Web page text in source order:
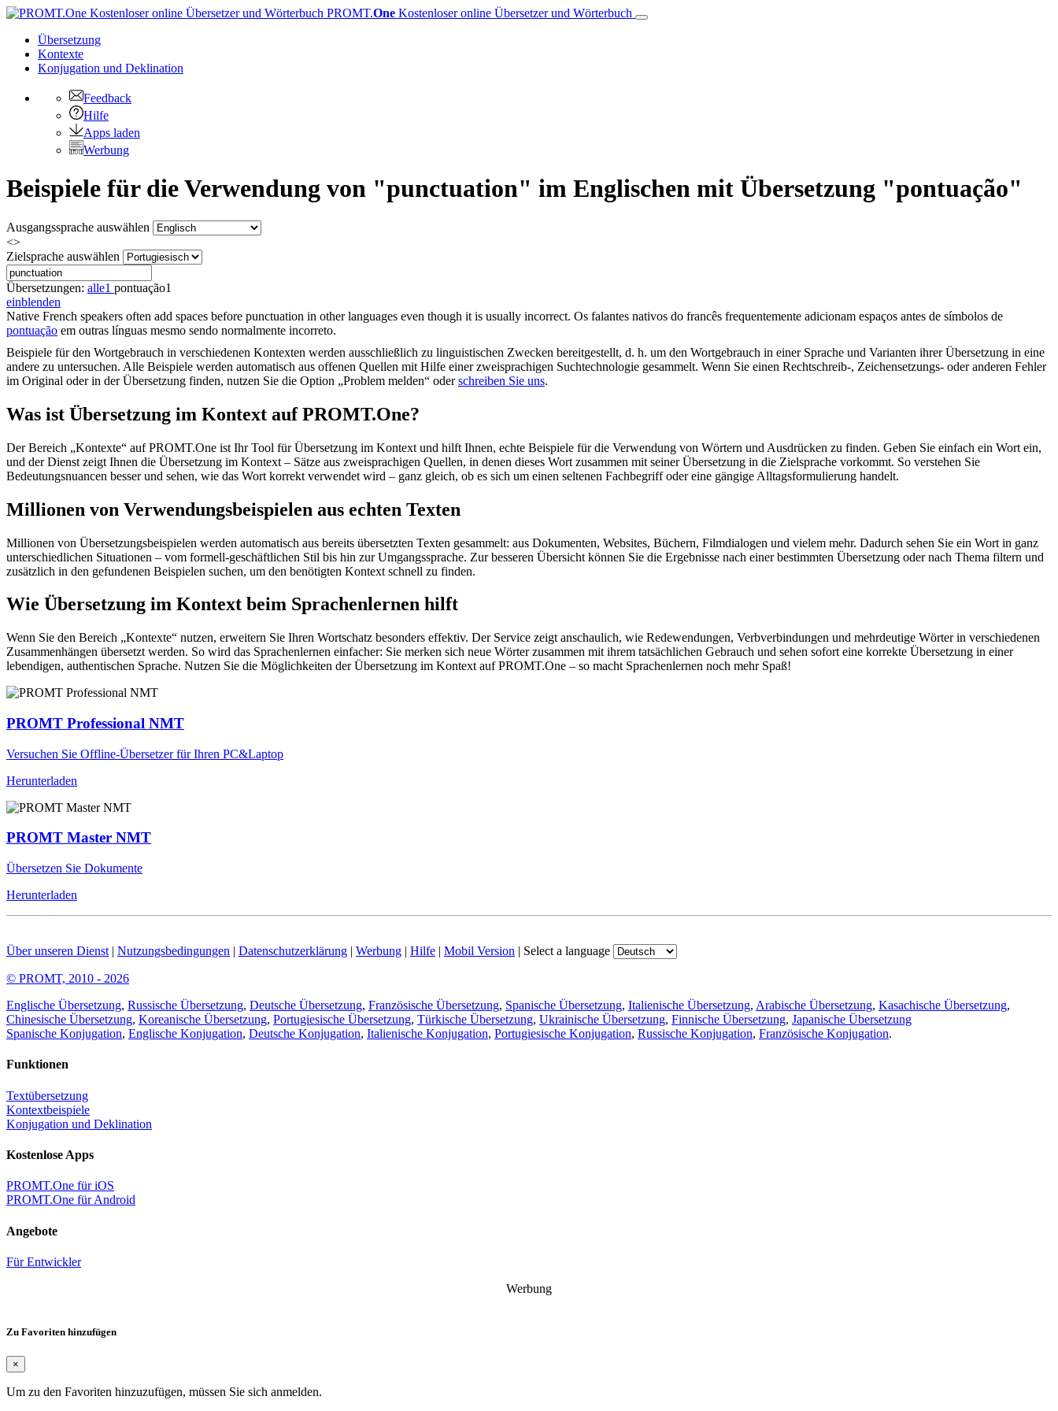
PROMT.One Kostenloser online Übersetzer und Wörterbuch
Übersetzung
Kontexte
Konjugation und Deklination
Feedback
Hilfe
Apps laden
Werbung
Beispiele für die Verwendung von "punctuation" im Englischen mit Übersetzung "pontuação"
Ausgangssprache auswählen
<>
Zielsprache auswählen
Übersetzungen: alle1 pontuação1
einblenden
Native French speakers often add spaces before punctuation in other languages even though it is usually incorrect. Os falantes nativos do francês frequentemente adicionam espaços antes de símbolos de
pontuação em outras línguas mesmo sendo normalmente incorreto.
Beispiele für den Wortgebrauch in verschiedenen Kontexten werden ausschließlich zu linguistischen Zwecken bereitgestellt, d. h. um den Wortgebrauch in einer Sprache und Varianten ihrer Übersetzung in eine
andere zu untersuchen. Alle Beispiele werden automatisch aus offenen Quellen mit Hilfe einer zweisprachigen Suchtechnologie gesammelt. Wenn Sie einen Rechtschreib-, Zeichensetzungs- oder anderen Fehler
im Original oder in der Übersetzung finden, nutzen Sie die Option „Problem melden“ oderschreiben Sie uns.
Was ist Übersetzung im Kontext auf PROMT.One?
Der Bereich „Kontexte“ auf PROMT.One ist Ihr Tool für Übersetzung im Kontext und hilft Ihnen, echte Beispiele für die Verwendung von Wörtern und Ausdrücken zu finden. Geben Sie einfach ein Wort ein,
und der Dienst zeigt Ihnen die Übersetzung im Kontext – Sätze aus zweisprachigen Quellen, in denen dieses Wort zusammen mit seiner Übersetzung in die Zielsprache vorkommt. So verstehen Sie
Bedeutungsnuancen besser und sehen, wie das Wort korrekt verwendet wird – ganz gleich, ob es sich um einen seltenen Fachbegriff oder eine gängige Alltagsformulierung handelt.
Millionen von Verwendungsbeispielen aus echten Texten
Millionen von Übersetzungsbeispielen werden automatisch aus bereits übersetzten Texten gesammelt: aus Dokumenten, Websites, Büchern, Filmdialogen und vielem mehr. Dadurch sehen Sie ein Wort in ganz
unterschiedlichen Situationen – vom formell-geschäftlichen Stil bis hin zur Umgangssprache. Zur besseren Übersicht können Sie die Ergebnisse nach einer bestimmten Übersetzung oder nach Thema filtern und
zusätzlich in den gefundenen Beispielen suchen, um den benötigten Kontext schnell zu finden.
Wie Übersetzung im Kontext beim Sprachenlernen hilft
Wenn Sie den Bereich „Kontexte“ nutzen, erweitern Sie Ihren Wortschatz besonders effektiv. Der Service zeigt anschaulich, wie Redewendungen, Verbverbindungen und mehrdeutige Wörter in verschiedenen
Zusammenhängen übersetzt werden. So wird das Sprachenlernen einfacher: Sie merken sich neue Wörter zusammen mit ihrem tatsächlichen Gebrauch und sehen sofort eine korrekte Übersetzung in einer
lebendigen, authentischen Sprache. Nutzen Sie die Möglichkeiten der Übersetzung im Kontext auf PROMT.One – so macht Sprachenlernen noch mehr Spaß!
PROMT Professional NMT
Versuchen Sie Offline-Übersetzer für Ihren PC&Laptop
Herunterladen
PROMT Master NMT
Übersetzen Sie Dokumente
Herunterladen
Über unseren Dienst | Nutzungsbedingungen | Datenschutzerklärung | Werbung | Hilfe | Mobil Version | Select a language
© PROMT, 2010 - 2026
Englische Übersetzung, Russische Übersetzung, Deutsche Übersetzung, Französische Übersetzung, Spanische Übersetzung, Italienische Übersetzung, Arabische Übersetzung, Kasachische Übersetzung,
Chinesische Übersetzung, Koreanische Übersetzung, Portugiesische Übersetzung, Türkische Übersetzung, Ukrainische Übersetzung, Finnische Übersetzung, Japanische Übersetzung
Spanische Konjugation, Englische Konjugation, Deutsche Konjugation, Italienische Konjugation, Portugiesische Konjugation, Russische Konjugation, Französische Konjugation.
Funktionen
Textübersetzung
Kontextbeispiele
Konjugation und Deklination
Kostenlose Apps
PROMT.One für iOS
PROMT.One für Android
Angebote
Für Entwickler
Werbung
Zu Favoriten hinzufügen
×
Um zu den Favoriten hinzuzufügen, müssen Sie sich anmelden.